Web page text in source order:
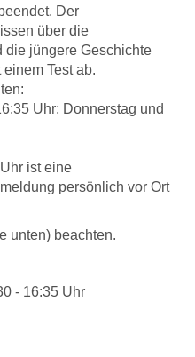
Der
über die
die jüngere Geschichte
Test ab.
Uhr; Donnerstag und
ist eine
persönlich vor Ort
unten) beachten.
- 16:35 Uhr